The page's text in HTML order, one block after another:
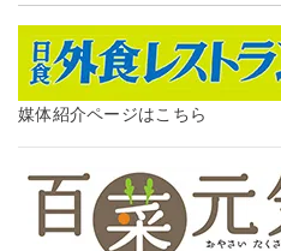
媒体紹介ページはこちら